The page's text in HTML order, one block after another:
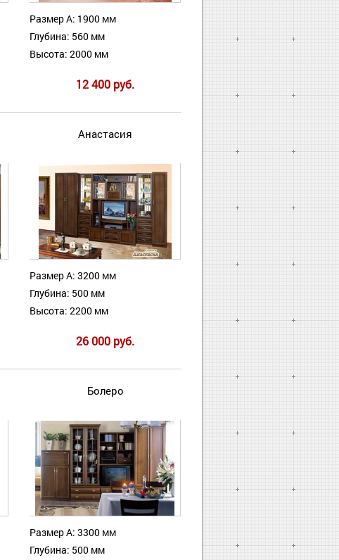
Размер А: 1900 мм
Глубина: 560 мм
Высота: 2000 мм
12 400 руб.
Анастасия
Размер А: 3200 мм
Глубина: 500 мм
Высота: 2200 мм
26 000 руб.
Болеро
Размер А: 3300 мм
Глубина: 500 мм